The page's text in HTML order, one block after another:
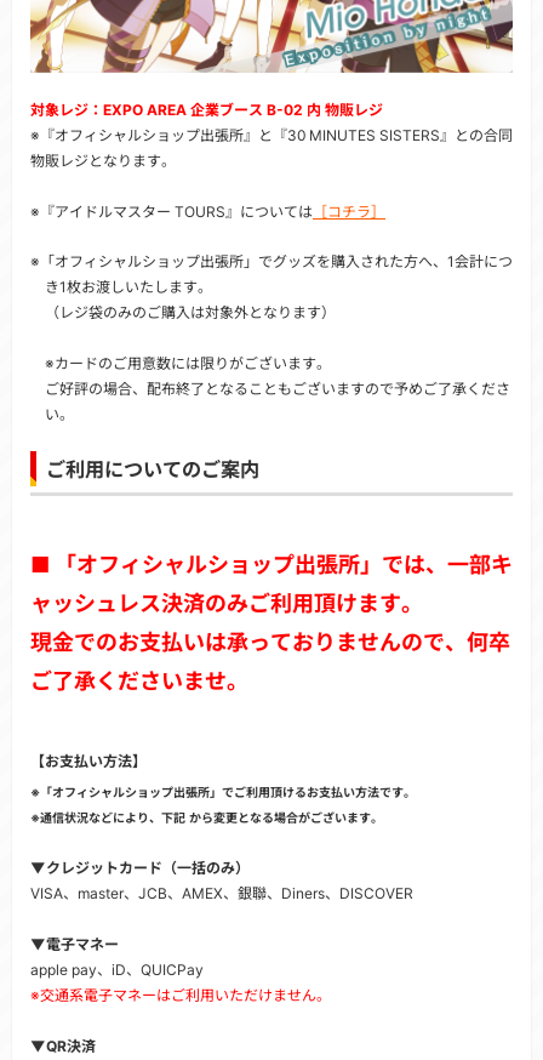
対象レジ：EXPO AREA 企業ブース B-02 内 物販レジ
※『オフィシャルショップ出張所』と『30 MINUTES SISTERS』との合同
物販レジとなります。
※『アイドルマスター TOURS』については ［コチラ］
※「オフィシャルショップ出張所」でグッズを購入された方へ、1会計につ
き1枚お渡しいたします。
（レジ袋のみのご購入は対象外となります）
※カードのご用意数には限りがございます。
ご好評の場合、配布終了となることもございますので予めご了承くださ
い。
ご利用についてのご案内
■ 「オフィシャルショップ出張所」では、一部キ
ャッシュレス決済のみご利用頂けます。
現金でのお支払いは承っておりませんので、何卒
ご了承くださいませ。
【お支払い方法】
※「オフィシャルショップ出張所」でご利用頂けるお支払い方法です。
※通信状況などにより、下記 から変更となる場合がございます。
▼クレジットカード（一括のみ）
VISA、master、JCB、AMEX、銀聯、Diners、DISCOVER
▼電子マネー
apple pay、iD、QUICPay
※交通系電子マネーはご利用いただけません。
▼QR決済